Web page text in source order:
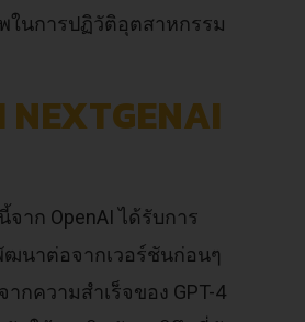
ในการปฏิวัติอุตสาหกรรม
NEXTGENAI
าก OpenAI ได้รับการ
นาต่อจากเวอร์ชันก่อนๆ
กความสำเร็จของ GPT-4